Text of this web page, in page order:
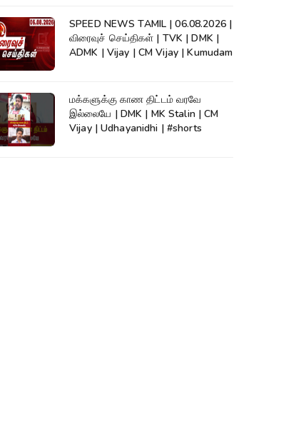
SPEED NEWS TAMIL | 06.08.2026 |
விரைவுச் செய்திகள் | TVK | DMK |
ADMK | Vijay | CM Vijay | Kumudam
மக்களுக்கு காண திட்டம் வரவே
இல்லையே | DMK | MK Stalin | CM
Vijay | Udhayanidhi | #shorts